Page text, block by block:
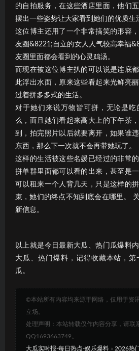
的自拍服务，在这些酒店里面，他们
摆出一些姿势让大家看到她们的优质生
这位博主还用了一个非常搞笑的形容
友圈&8221;自立的女人人气较高幸福
友圈里面都会看到的心灵鸡汤。
而现在被这位博主扒的可以说是连底
此浮出水面，原来这些看起来光鲜亮
过着拼多多式的生活。
对于她们来说万物皆可拼，无论是
么，而且她们看起来高大上的下午茶
到，拍完照片以后就要离开，如果谁
东西，那么下一次就不会再带她玩了。
这样的生活被这些名媛已经过的非常
拼单群里面都可以看的出来，甚至是
可以租来一个人背几天，只是这样的
束，她们的终点不知到底会在哪里。
新信息。
以上就是今日最新大瓜、热门瓜爆料
大瓜、热门爆料，记得收藏本站，
瓜。
©本站所有内容均来源于网络，仅用于资
立场。
处理声明：本站转载仅作内容分享，请联
QQ1693663749。
大瓜实时报-每日热点-娱乐爆料 » 2026热